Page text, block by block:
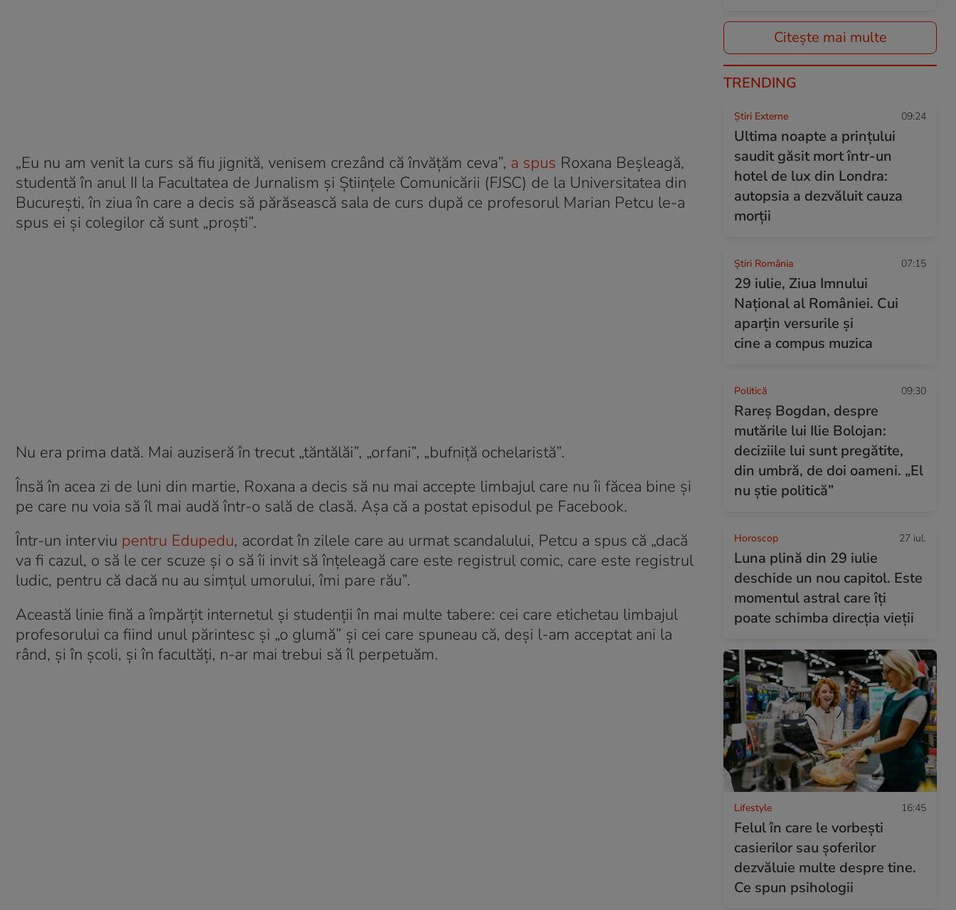
„Eu nu am venit la curs să fiu jignită, venisem crezând că învățăm ceva”, a spus Roxana Beșleagă,
studentă în anul II la Facultatea de Jurnalism și Științele Comunicării (FJSC) de la Universitatea din
București, în ziua în care a decis să părăsească sala de curs după ce profesorul Marian Petcu le-a
spus ei și colegilor că sunt „proști”.
Nu era prima dată. Mai auziseră în trecut „tăntălăi”, „orfani”, „bufniță ochelaristă”.
Însă în acea zi de luni din martie, Roxana a decis să nu mai accepte limbajul care nu îi făcea bine și
pe care nu voia să îl mai audă într-o sală de clasă. Așa că a postat episodul pe Facebook.
Într-un interviu pentru Edupedu, acordat în zilele care au urmat scandalului, Petcu a spus că „dacă
va fi cazul, o să le cer scuze și o să îi invit să înțeleagă care este registrul comic, care este registrul
ludic, pentru că dacă nu au simțul umorului, îmi pare rău”.
Această linie fină a împărțit internetul și studenții în mai multe tabere: cei care etichetau limbajul
profesorului ca fiind unul părintesc și „o glumă” și cei care spuneau că, deși l-am acceptat ani la
rând, și în școli, și în facultăți, n-ar mai trebui să îl perpetuăm.
Citește mai multe
TRENDING
Știri Externe 09:24
Ultima noapte a prințului
saudit găsit mort într-un
hotel de lux din Londra:
autopsia a dezvăluit cauza
morții
Știri România 07:15
29 iulie, Ziua Imnului
Național al României. Cui
aparțin versurile și
cine a compus muzica
Politică 09:30
Rareș Bogdan, despre
mutările lui Ilie Bolojan:
deciziile lui sunt pregătite,
din umbră, de doi oameni. „El
nu știe politică”
Horoscop 27 iul.
Luna plină din 29 iulie
deschide un nou capitol. Este
momentul astral care îți
poate schimba direcția vieții
Lifestyle 16:45
Felul în care le vorbești
casierilor sau șoferilor
dezvăluie multe despre tine.
Ce spun psihologii